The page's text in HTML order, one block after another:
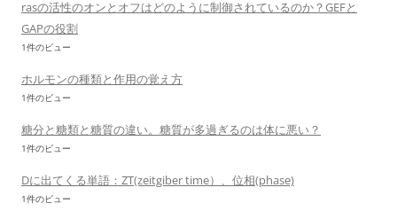
rasの活性のオンとオフはどのように制御されているのか？GEFと
GAPの役割
1件のビュー
ホルモンの種類と作用の覚え方
1件のビュー
糖分と糖類と糖質の違い。糖質が多過ぎるのは体に悪い？
1件のビュー
Dに出てくる単語：ZT(zeitgiber time）、位相(phase)
1件のビュー